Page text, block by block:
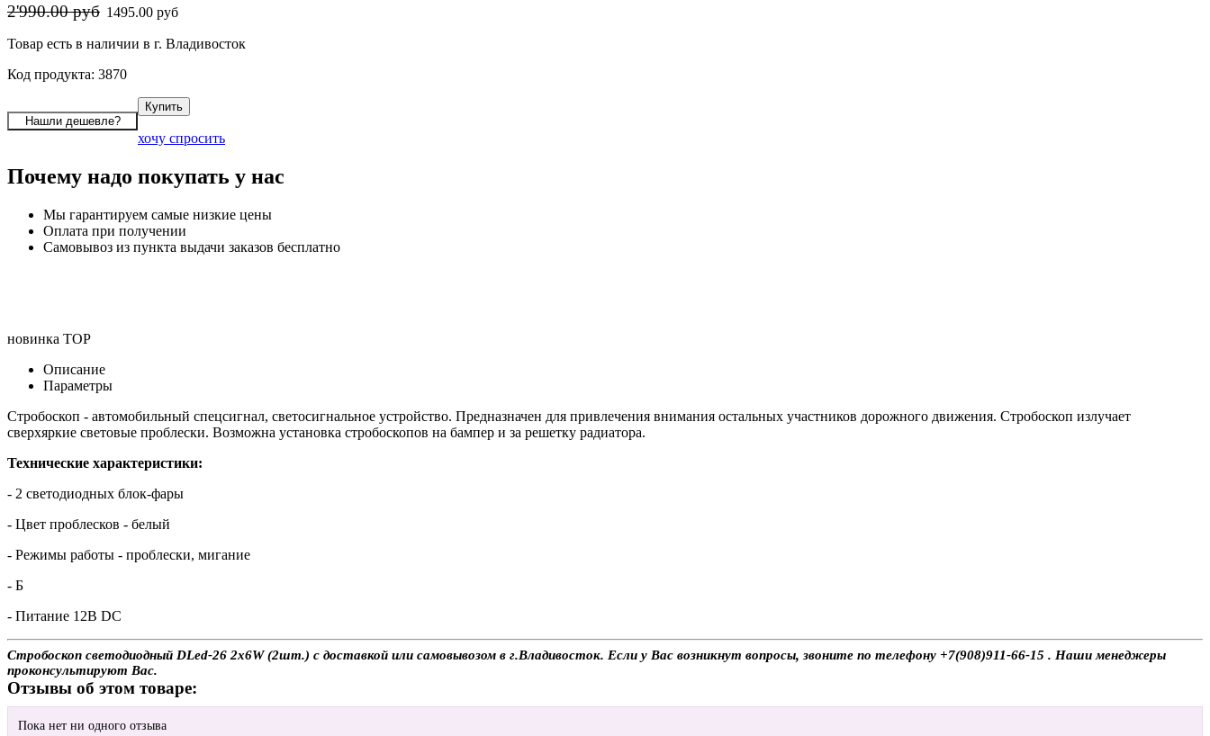
2'990.00 руб 1495.00 руб
Товар есть в наличии в г. Владивосток
Код продукта: 3870
хочу спросить
Почему надо покупать у нас
Мы гарантируем самые низкие цены
Оплата при получении
Самовывоз из пункта выдачи заказов бесплатно
новинка TOP
Описание
Параметры
Стробоскоп - автомобильный спецсигнал, светосигнальное устройство. Предназначен для привлечения внимания остальных участников дорожного движения. Стробоскоп излучает
сверхяркие световые проблески. Возможна установка стробоскопов на бампер и за решетку радиатора.
Технические характеристики:
- 2 светодиодных блок-фары
- Цвет проблесков - белый
- Режимы работы - проблески, мигание
- Б
- Питание 12В DC
Стробоскоп светодиодный DLed-26 2x6W (2шт.) с доставкой или самовывозом в г.Владивосток. Если у Вас возникнут вопросы, звоните по телефону +7(908)911-66-15 . Наши менеджеры
проконсультируют Вас.
Отзывы об этом товаре:
Пока нет ни одного отзыва